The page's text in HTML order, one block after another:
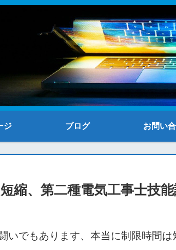
ジ ブログ お問い
縮、第二種電気工事士技
いでもあります、本当に制限時間は